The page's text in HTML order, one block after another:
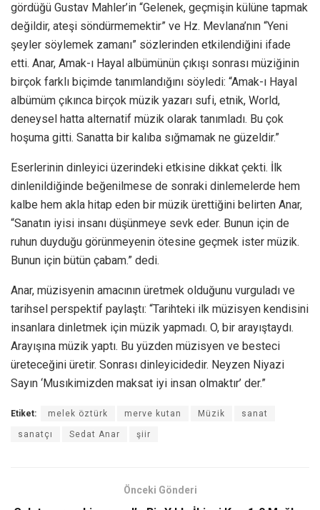
gördüğü Gustav Mahler’in “Gelenek, geçmişin külüne tapmak
değildir, ateşi söndürmemektir” ve Hz. Mevlana’nın “Yeni
şeyler söylemek zamanı” sözlerinden etkilendiğini ifade
etti. Anar, Amak-ı Hayal albümünün çıkışı sonrası müziğinin
birçok farklı biçimde tanımlandığını söyledi: “Amak-ı Hayal
albümüm çıkınca birçok müzik yazarı sufi, etnik, World,
deneysel hatta alternatif müzik olarak tanımladı. Bu çok
hoşuma gitti. Sanatta bir kalıba sığmamak ne güzeldir.”
Eserlerinin dinleyici üzerindeki etkisine dikkat çekti. İlk
dinlenildiğinde beğenilmese de sonraki dinlemelerde hem
kalbe hem akla hitap eden bir müzik ürettiğini belirten Anar,
“Sanatın iyisi insanı düşünmeye sevk eder. Bunun için de
ruhun duyduğu görünmeyenin ötesine geçmek ister müzik.
Bunun için bütün çabam.” dedi.
Anar, müzisyenin amacının üretmek olduğunu vurguladı ve
tarihsel perspektif paylaştı: “Tarihteki ilk müzisyen kendisini
insanlara dinletmek için müzik yapmadı. O, bir arayıştaydı.
Arayışına müzik yaptı. Bu yüzden müzisyen ve besteci
üreteceğini üretir. Sonrası dinleyicidedir. Neyzen Niyazi
Sayın ‘Musıkimizden maksat iyi insan olmaktır’ der.”
Etiket: melek öztürk merve kutan Müzik sanat
sanatçı Sedat Anar şiir
Önceki Gönderi